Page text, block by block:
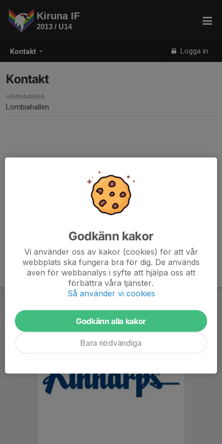
Kontakt Logga in
Kiruna IF
2013 / U14
Kontakt
HEMMAARENA
Lombiahallen
Godkänn kakor
Vi använder oss av kakor (cookies) för att vår
webbplats ska fungera bra för dig. De används
även för webbanalys i syfte att hjälpa oss att
förbättra våra tjänster.
Så använder vi cookies
Godkänn alla kakor
Bara nödvändiga